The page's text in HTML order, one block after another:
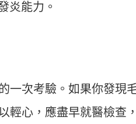
炎能力。
一次考驗。如果你發現
輕心，應盡早就醫檢查